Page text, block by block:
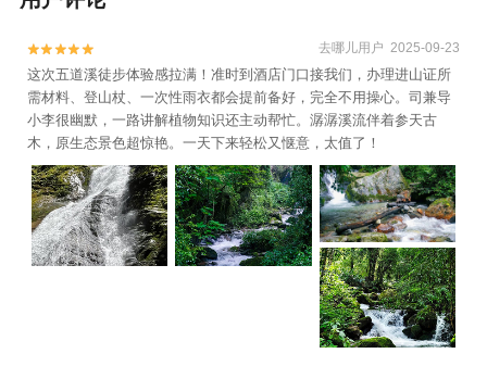

 去哪儿用户 2025-09-23
这次五道溪徒步体验感拉满！准时到酒店门口接我们，办理进山证所
需材料、登山杖、一次性雨衣都会提前备好，完全不用操心。司兼导
小李很幽默，一路讲解植物知识还主动帮忙。潺潺溪流伴着参天古
木，原生态景色超惊艳。一天下来轻松又惬意，太值了！